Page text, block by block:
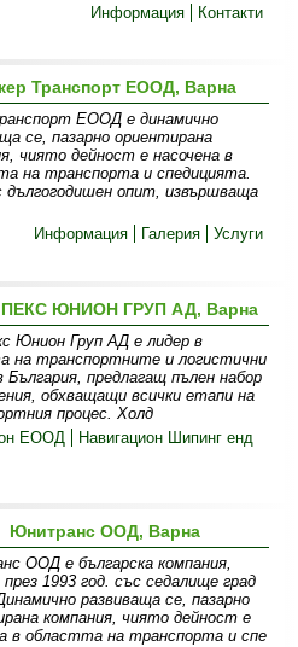
Информация
Контакти
Транспорт ЕООД, Варна
ЕООД е динамично
се, пазарно ориентирана
чиято дейност е насочена в
на транспорта и спедицията.
дългогодишен опит, извършваща
Информация
Галерия Услуги
ЮНИОН ГРУП АД, Варна
Юнион Груп АД е лидер в
на транспортните и логистични
България, предлагащ пълен набор
обхващащи всички етапи на
процес. Холд
ЕООД
Навигацион Шипинг енд
Юнитранс ООД, Варна
ООД е българска компания,
през 1993 год. със седалище град
развиваща се, пазарно
компания, чиято дейност е
в областта на транспорта и спе